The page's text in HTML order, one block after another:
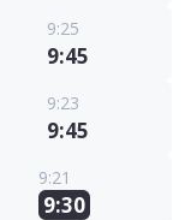
9:25
9:45
9:23
9:45
9:21
9:30